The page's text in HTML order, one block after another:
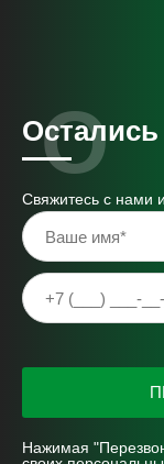
Свяжитесь с нами
Нажимая